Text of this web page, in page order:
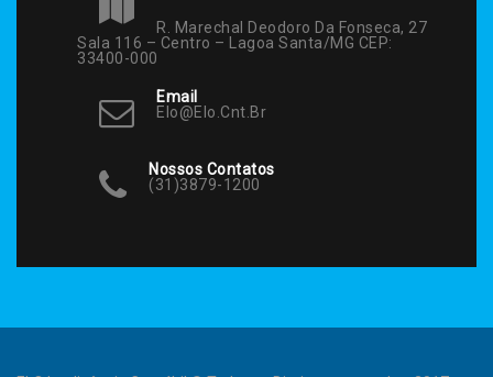
R. Marechal Deodoro Da Fonseca, 27
Sala 116 – Centro – Lagoa Santa/MG CEP:
33400-000
Email
Elo@elo.cnt.br
Nossos Contatos
(31)3879-1200